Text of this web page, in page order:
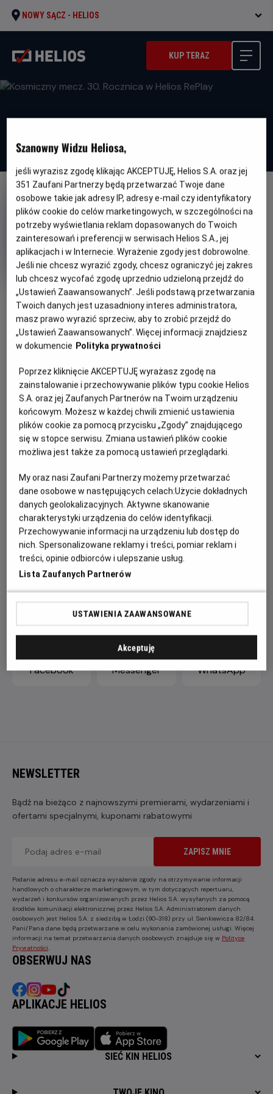
NOWY SĄCZ - HELIOS
KUP TERAZ
OBSERWUJ
Kosmiczny mecz. 30. Rocznica
w Helios RePlay
Oryginalny
tytuł
Space Jam. 30th Anniversary
Gatunek
Animowany / Komedia / Familijny /
Sportowy
Minimalny
wiek
Od 8 lat
Czas
trwania
98 min
REŻYSERIA SCENARIUSZ
Rudnick, Timothy Harris
OBSADA
Michael Jordan, Wayne Knight, Theresa Randle
WIĘCEJ SZCZEGÓŁÓW
Bohaterowie kreskówek Looney Tunes z Królikiem Bugsem
na czele porywają Michaela Jordana, by ten pomógł im
wygrać ważny mecz koszykówki.
ZAPROŚ ZNAJOMYCH
Facebook Messenger WhatsApp
NEWSLETTER
Bądź na bieżąco z najnowszymi premierami, wydarzeniami i
ofertami specjalnymi, kuponami rabatowymi
ZAPISZ MNIE
Podanie adresu e-mail oznacza wyrażenie zgody na otrzymywanie informacji
handlowych o charakterze marketingowym, w tym dotyczących repertuaru,
wydarzeń i konkursów organizowanych przez Helios S.A. wysyłanych za pomocą
środków komunikacji elektronicznej przez Helios S.A. Administratorem danych
osobowych jest Helios S.A. z siedzibą w Łodzi (90-318) przy ul. Sienkiewicza 82/84.
Pani/Pana dane będą przetwarzane w celu wykonania zamówionej usługi. Więcej
informacji na temat przetwarzania danych osobowych znajduje się w Polityce
Prywatności
OBSERWUJ NAS
APLIKACJE HELIOS
SIEĆ KIN HELIOS
Szanowny Widzu Heliosa,
jeśli wyrazisz zgodę klikając AKCEPTUJĘ, Helios S.A. oraz jej
351 Zaufani Partnerzy będą przetwarzać Twoje dane
osobowe takie jak adresy IP, adresy e-mail czy identyfikatory
plików cookie do celów marketingowych, w szczególności na
potrzeby wyświetlania reklam dopasowanych do Twoich
zainteresowań i preferencji w serwisach Helios S.A., jej
aplikacjach i w Internecie. Wyrażenie zgody jest dobrowolne.
Jeśli nie chcesz wyrazić zgody, chcesz ograniczyć jej zakres
lub chcesz wycofać zgodę uprzednio udzieloną przejdź do
„Ustawień Zaawansowanych”. Jeśli podstawą przetwarzania
Twoich danych jest uzasadniony interes administratora,
masz prawo wyrazić sprzeciw, aby to zrobić przejdź do
„Ustawień Zaawansowanych”. Więcej informacji znajdziesz
w dokumencie Polityka prywatności
Poprzez kliknięcie AKCEPTUJĘ wyrażasz zgodę na
zainstalowanie i przechowywanie plików typu cookie Helios
S.A. oraz jej Zaufanych Partnerów na Twoim urządzeniu
końcowym. Możesz w każdej chwili zmienić ustawienia
plików cookie za pomocą przycisku „Zgody” znajdującego
się w stopce serwisu. Zmiana ustawień plików cookie
możliwa jest także za pomocą ustawień przeglądarki.
My oraz nasi Zaufani Partnerzy możemy przetwarzać
dane osobowe w następujących celach:Użycie dokładnych
danych geolokalizacyjnych. Aktywne skanowanie
charakterystyki urządzenia do celów identyfikacji.
Przechowywanie informacji na urządzeniu lub dostęp do
nich. Spersonalizowane reklamy i treści, pomiar reklam i
treści, opinie odbiorców i ulepszanie usług.
Lista Zaufanych Partnerów
USTAWIENIA ZAAWANSOWANE
Akceptuję